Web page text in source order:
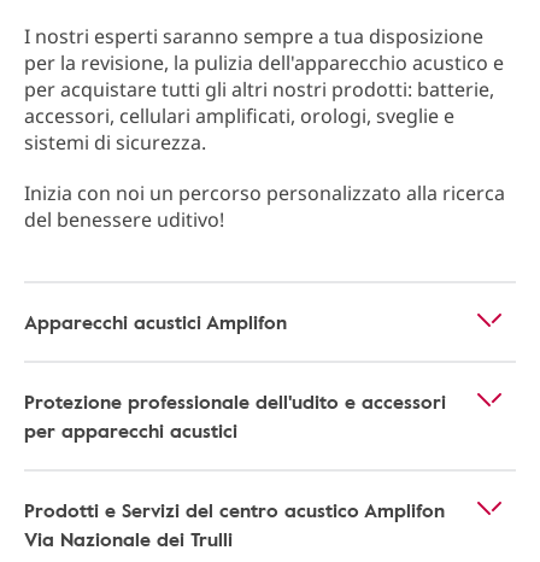
I nostri esperti saranno sempre a tua disposizione
per la revisione, la pulizia dell'apparecchio acustico e
per acquistare tutti gli altri nostri prodotti: batterie,
accessori, cellulari amplificati, orologi, sveglie e
sistemi di sicurezza.
Inizia con noi un percorso personalizzato alla ricerca
del benessere uditivo!
Apparecchi acustici Amplifon
Protezione professionale dell'udito e accessori
per apparecchi acustici
Prodotti e Servizi del centro acustico Amplifon
Via Nazionale dei Trulli